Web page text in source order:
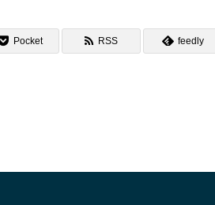
Pocket RSS feedly